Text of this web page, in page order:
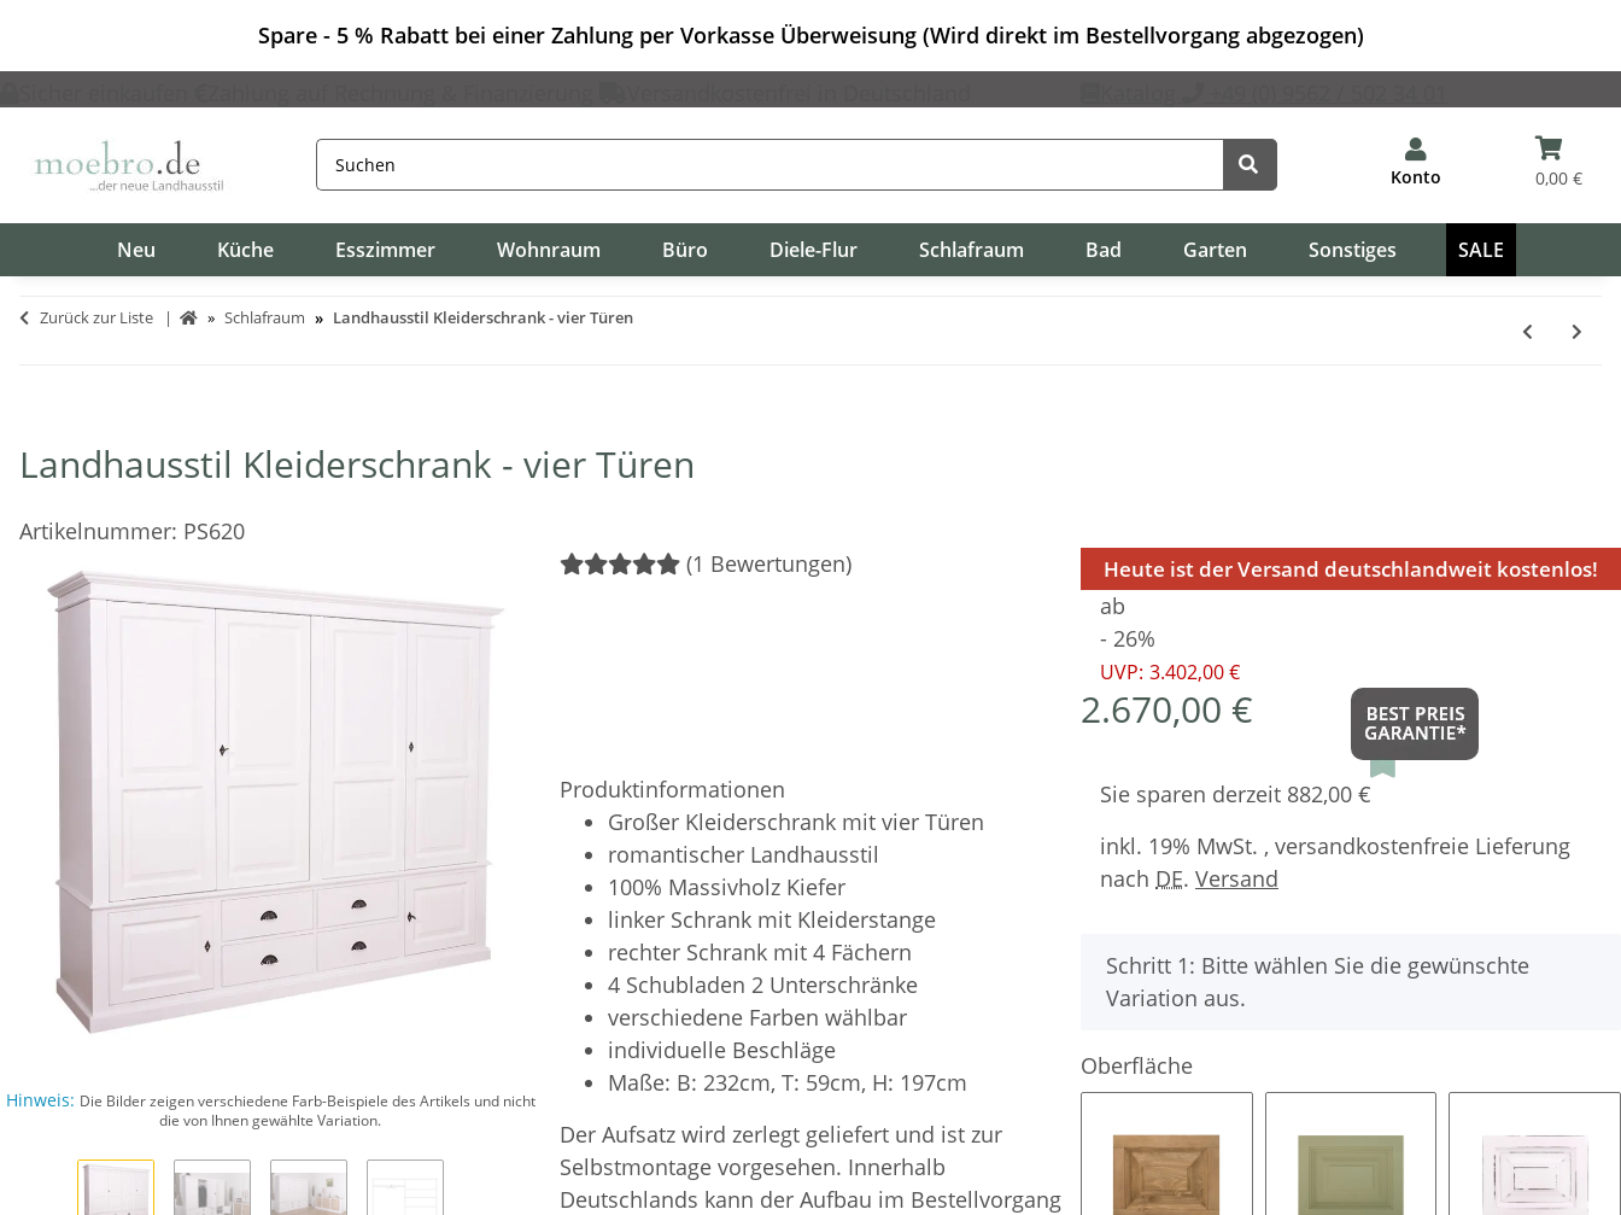
Spare - 5 % Rabatt bei einer Zahlung per Vorkasse Überweisung (Wird direkt im Bestellvorgang abgezogen)
Konto 0,00 €
Neu Küche Esszimmer Wohnraum Büro Diele-Flur Schlafraum Bad Garten Sonstiges SALE
Zurück zur Liste Schlafraum Landhausstil Kleiderschrank - vier Türen
Landhausstil Kleiderschrank - vier Türen
Artikelnummer: PS620
Hinweis: Die Bilder zeigen verschiedene Farb-Beispiele des Artikels und nicht
die von Ihnen gewählte Variation.
(1 Bewertungen)
Produktinformationen
Großer Kleiderschrank mit vier Türen
romantischer Landhausstil
100% Massivholz Kiefer
linker Schrank mit Kleiderstange
rechter Schrank mit 4 Fächern
4 Schubladen 2 Unterschränke
verschiedene Farben wählbar
individuelle Beschläge
Maße: B: 232cm, T: 59cm, H: 197cm
Der Aufsatz wird zerlegt geliefert und ist zur
Selbstmontage vorgesehen. Innerhalb
Deutschlands kann der Aufbau im Bestellvorgang
Heute ist der Versand deutschlandweit kostenlos!
ab
- 26%
UVP: 3.402,00 €
2.670,00 €
Sie sparen derzeit 882,00 €
inkl. 19% MwSt. , versandkostenfreie Lieferung
nach DE. Versand
x
Schritt 1: Bitte wählen Sie die gewünschte
Variation aus.
Oberfläche